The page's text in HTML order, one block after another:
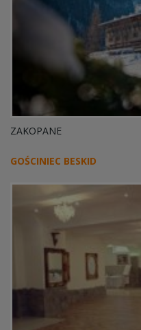
ZAKOPANE
GOŚCINIEC BESKID